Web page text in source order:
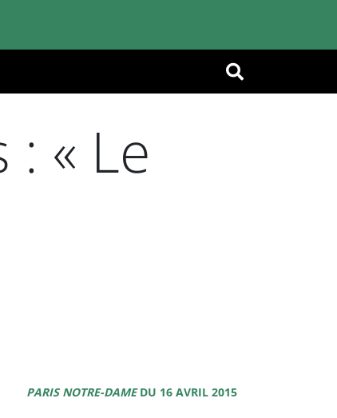
OK
« Le
PARIS NOTRE-DAMEDU 16 AVRIL 2015